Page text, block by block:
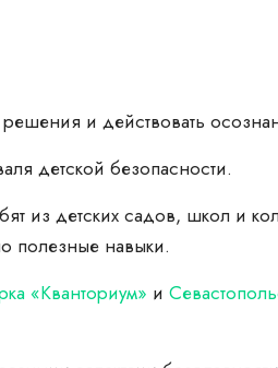
и действовать
детской безопасности.
из детских садов, школ и
полезные навыки.
«Кванториум» и